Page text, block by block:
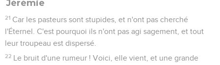
Jérémie
21 Car les pasteurs sont stupides, et n'ont pas cherché
l'Éternel. C'est pourquoi ils n'ont pas agi sagement, et tout
leur troupeau est dispersé.
22 Le bruit d'une rumeur ! Voici, elle vient, et une grande